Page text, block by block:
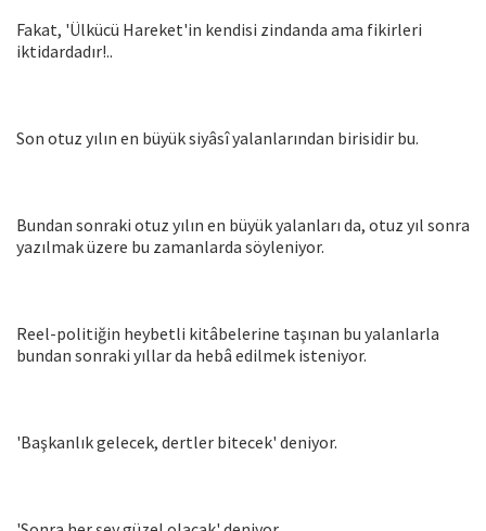
Fakat, 'Ülkücü Hareket'in kendisi zindanda ama fikirleri
iktidardadır!..
Son otuz yılın en büyük siyâsî yalanlarından birisidir bu.
Bundan sonraki otuz yılın en büyük yalanları da, otuz yıl sonra
yazılmak üzere bu zamanlarda söyleniyor.
Reel-politiğin heybetli kitâbelerine taşınan bu yalanlarla
bundan sonraki yıllar da hebâ edilmek isteniyor.
'Başkanlık gelecek, dertler bitecek' deniyor.